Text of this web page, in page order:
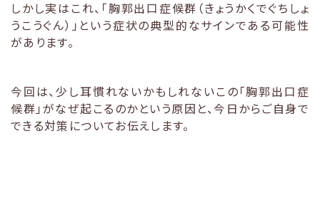
しかし実はこれ、「胸郭出口症候群（きょうかくでぐちしょ
うこうぐん）」という症状の典型的なサインである可能性
があります。
今回は、少し耳慣れないかもしれないこの「胸郭出口症
候群」がなぜ起こるのかという原因と、今日からご自身で
できる対策についてお伝えします。